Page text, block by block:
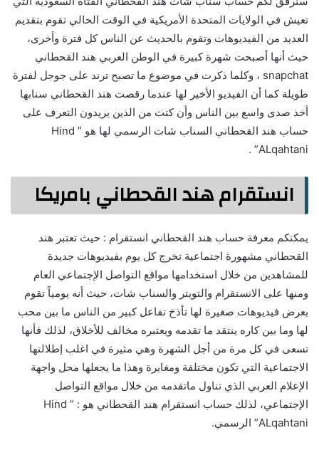
تعيش في الولايات المتحدة الأمريكية في الوقت الحالي تقوم بتقديم
العديد من الفيديوهات وتقوم بالحديث عن الناس كل فترة وأخرى،
حيث أنها أصبحت شهرة كبيرة في الوطن العربي هند القحطاني
snapchat ، وكلما ذكرت في موضوع ما تصبح ترند على جوجل لفترة
طويلة كما أن الفيديو الأخير لها عندما رقصت هند القحطاني سنابها
أخذ صدى واسع بين الناس وأن كنت من الذين يريدون التعرف على
حساب هند القحطاني السناب شات الرسمي لها هو ” Hind
ALqahtani” .
انستقرام هند القحطاني بامريكا
يمكنكم معرفة حساب هند القحطاني انستقرام : حيث تعتبر هند
القحطاني مشهورة اجتماعية تخرج كل يوم بفيديوهات جديدة
للمشاهدين من خلال استخدامها مواقع التواصل الإجتماعي العام
ومنها على الانستقرام والتويتر والسناب شات، حيث أنه يومياً تقوم
بعرض فيديوهات صغيرة لها تأذخ تفاعل كبير من الناس ما بين محب
لها وما بين كاره ينتقد ما تقدمه ويعتبره مخالف للأخلاق، لذلك فأنها
تسعى في كل مرة من أجل الشهرة وهي مثيرة في اغلب إطلالتها
الاجتماعية التي تكون مختلفة ومغايرة وهذا ما يجعلها محل واجهة
الإعلام العربي الذي تناول ماتقدمه من خلال مواقع التواصل
الإجتماعي، لذلك حساب انستقرام هند القحطاني هو : ” Hind
ALqahtani” الرسمي.